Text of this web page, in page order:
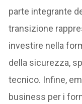
parte integrante
transizione
investire nella
della sicurezza,
tecnico. Infine,
business per i